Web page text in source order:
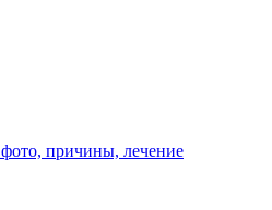
причины, лечение